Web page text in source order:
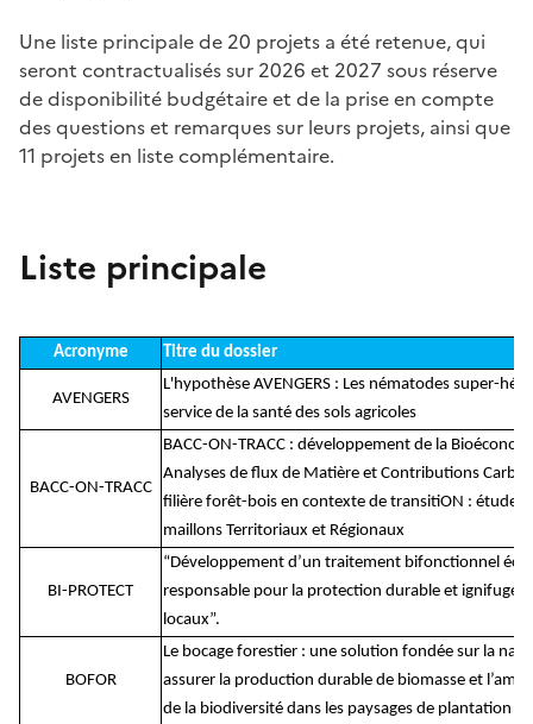
Une liste principale de 20 projets a été retenue, qui
seront contractualisés sur 2026 et 2027 sous réserve
de disponibilité budgétaire et de la prise en compte
des questions et remarques sur leurs projets, ainsi que
11 projets en liste complémentaire.
Liste principale
Acronyme Titre du dossier
AVENGERS
L'hypothèse AVENGERS : Les nématodes super-
service de la santé des sols agricoles
BACC-ON-TRACC
BACC-ON-TRACC : développement de la
Analyses de flux de Matière et Contributions
filière forêt-bois en contexte de transitiON : étude
maillons Territoriaux et Régionaux
BI-PROTECT
“Développement d’un traitement bifonctionnel éco-
responsable pour la protection durable et ignifuge
locaux”.
BOFOR
Le bocage forestier : une solution fondée sur la
assurer la production durable de biomasse et
de la biodiversité dans les paysages de plantation